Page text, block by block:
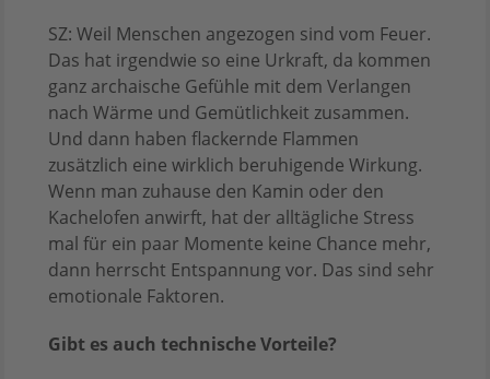
SZ: Weil Menschen angezogen sind vom Feuer.
Das hat irgendwie so eine Urkraft, da kommen
ganz archaische Gefühle mit dem Verlangen
nach Wärme und Gemütlichkeit zusammen.
Und dann haben flackernde Flammen
zusätzlich eine wirklich beruhigende Wirkung.
Wenn man zuhause den Kamin oder den
Kachelofen anwirft, hat der alltägliche Stress
mal für ein paar Momente keine Chance mehr,
dann herrscht Entspannung vor. Das sind sehr
emotionale Faktoren.
Gibt es auch technische Vorteile?